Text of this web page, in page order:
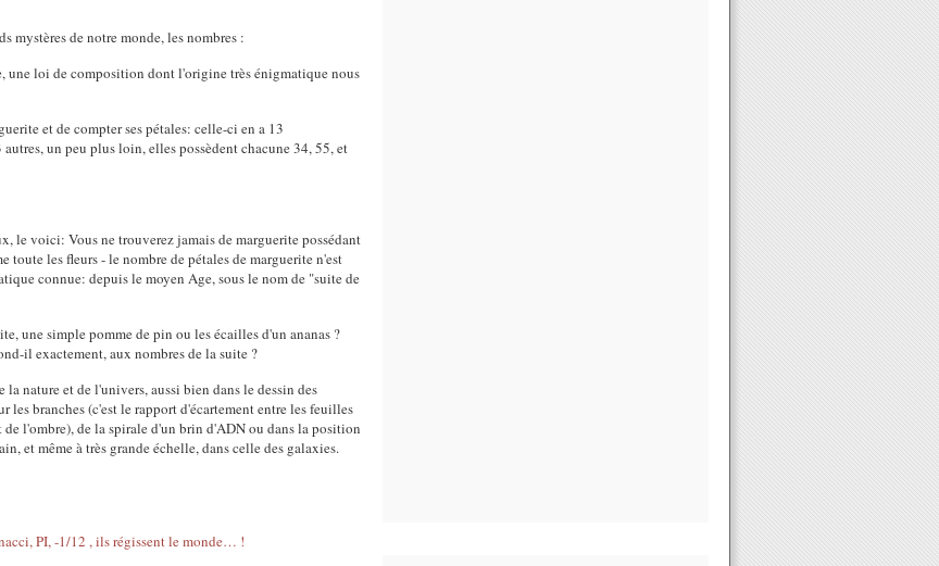
mystères de notre monde, les nombres :
une loi de composition dont l'origine très énigmatique nous
et de compter ses pétales: celle-ci en a 13
un peu plus loin, elles possèdent chacune 34, 55, et
le voici: Vous ne trouverez jamais de marguerite possédant
toute les fleurs - le nombre de pétales de marguerite n'est
connue: depuis le moyen Age, sous le nom de "suite de
une simple pomme de pin ou les écailles d'un ananas ?
il exactement, aux nombres de la suite ?
nature et de l'univers, aussi bien dans le dessin des
branches (c'est le rapport d'écartement entre les feuilles
l'ombre), de la spirale d'un brin d'ADN ou dans la position
et même à très grande échelle, dans celle des galaxies.